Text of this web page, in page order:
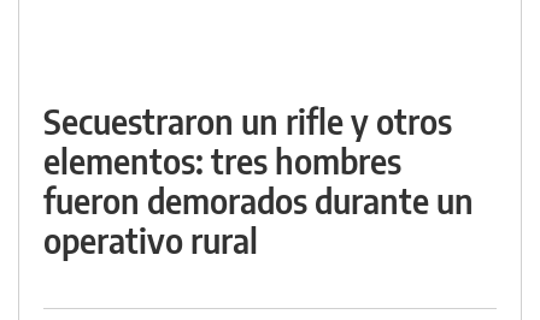
Secuestraron un rifle y otros
elementos: tres hombres
fueron demorados durante un
operativo rural